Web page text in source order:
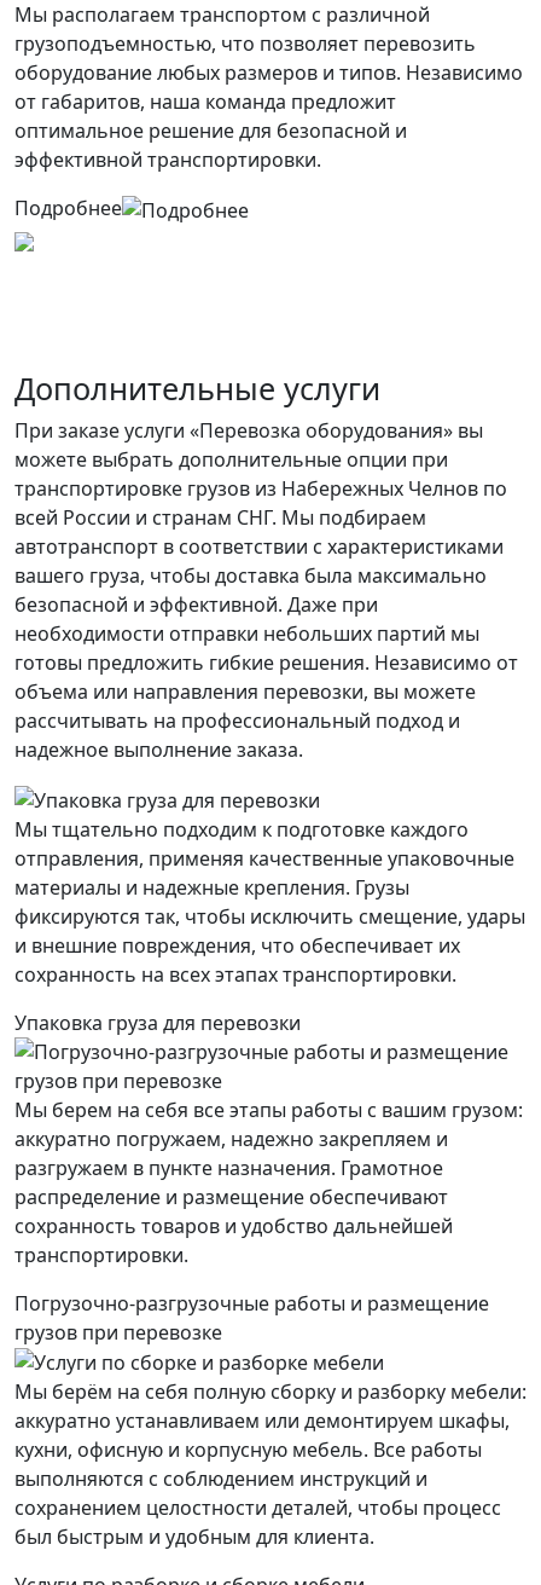
Мы располагаем транспортом с различной
грузоподъемностью, что позволяет перевозить
оборудование любых размеров и типов. Независимо
от габаритов, наша команда предложит
оптимальное решение для безопасной и
эффективной транспортировки.
Подробнее
Дополнительные услуги
При заказе услуги «Перевозка оборудования» вы
можете выбрать дополнительные опции при
транспортировке грузов из Набережных Челнов по
всей России и странам СНГ. Мы подбираем
автотранспорт в соответствии с характеристиками
вашего груза, чтобы доставка была максимально
безопасной и эффективной. Даже при
необходимости отправки небольших партий мы
готовы предложить гибкие решения. Независимо от
объема или направления перевозки, вы можете
рассчитывать на профессиональный подход и
надежное выполнение заказа.
Мы тщательно подходим к подготовке каждого
отправления, применяя качественные упаковочные
материалы и надежные крепления. Грузы
фиксируются так, чтобы исключить смещение, удары
и внешние повреждения, что обеспечивает их
сохранность на всех этапах транспортировки.
Упаковка груза для перевозки
Мы берем на себя все этапы работы с вашим грузом:
аккуратно погружаем, надежно закрепляем и
разгружаем в пункте назначения. Грамотное
распределение и размещение обеспечивают
сохранность товаров и удобство дальнейшей
транспортировки.
Погрузочно-разгрузочные работы и размещение
грузов при перевозке
Мы берём на себя полную сборку и разборку мебели:
аккуратно устанавливаем или демонтируем шкафы,
кухни, офисную и корпусную мебель. Все работы
выполняются с соблюдением инструкций и
сохранением целостности деталей, чтобы процесс
был быстрым и удобным для клиента.